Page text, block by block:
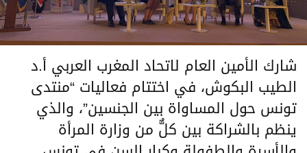
شارك الأمين العام لاتحاد المغرب العربي أ.د
الطيب البكوش، في اختتام فعاليات “منتدى
تونس حول المساواة بين الجنسين”، والذي
ينظم بالشراكة بين كلٌّ من وزارة المرأة